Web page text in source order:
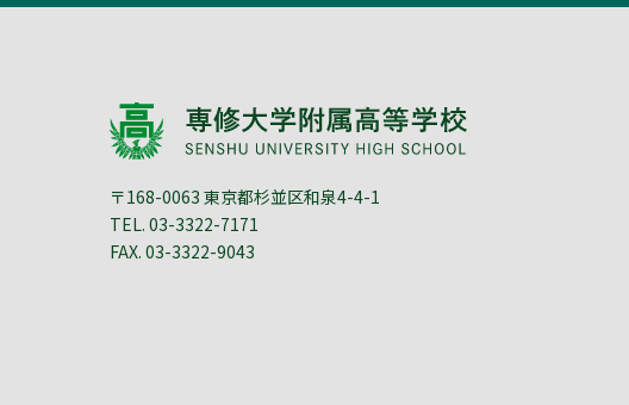
〒168-0063 東京都杉並区和泉4-4-1
TEL. 03-3322-7171
FAX. 03-3322-9043